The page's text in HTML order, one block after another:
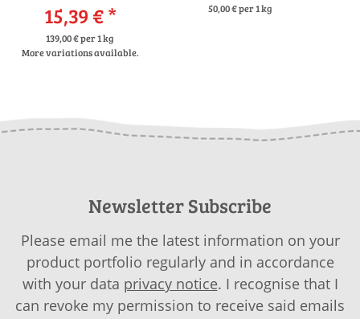
15,39 €*
139,00 € per 1 kg
More variations available.
50,00 € per 1 kg
Newsletter Subscribe
Please email me the latest information on your
product portfolio regularly and in accordance
with your data privacy notice. I recognise that I
can revoke my permission to receive said emails